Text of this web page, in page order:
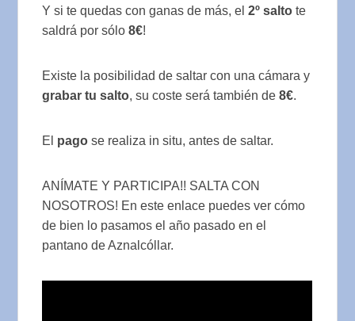
Y si te quedas con ganas de más, el2º salto te
saldrá por sólo8€!
Existe la posibilidad de saltar con una cámara y
grabar tu salto, su coste será también de8€.
El pago se realiza in situ, antes de saltar.
ANÍMATE Y PARTICIPA!! SALTA CON
NOSOTROS! En este enlace puedes ver cómo
de bien lo pasamos el año pasado en el
pantano de Aznalcóllar.